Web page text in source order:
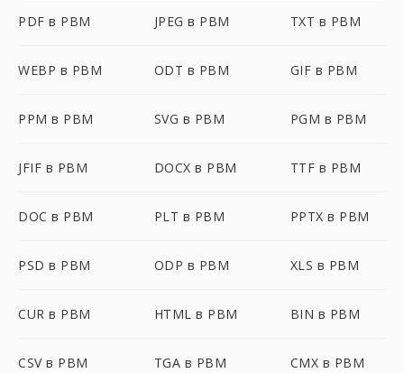
PDF в PBM JPEG в PBM TXT в PBM
WEBP в PBM ODT в PBM GIF в PBM
PPM в PBM SVG в PBM PGM в PBM
JFIF в PBM DOCX в PBM TTF в PBM
DOC в PBM PLT в PBM PPTX в PBM
PSD в PBM ODP в PBM XLS в PBM
CUR в PBM HTML в PBM BIN в PBM
CSV в PBM TGA в PBM CMX в PBM